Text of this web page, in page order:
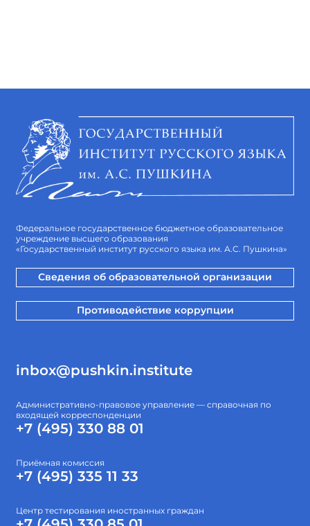
Федеральное государственное бюджетное образовательное
учреждение высшего образования
«Государственный институт русского языка им. А.С. Пушкина»
Сведения об образовательной организации
Противодействие коррупции
inbox@pushkin.institute
Административно-правовое управление — справочная по
входящей корреспонденции
+7 (495) 330 88 01
Приёмная комиссия
+7 (495) 335 11 33
Центр тестирования иностранных граждан